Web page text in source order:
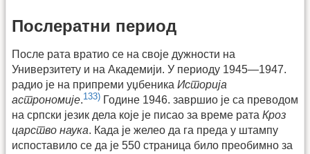
Послератни период
После рата вратио се на своје дужности на
Универзитету и на Академији. У периоду 1945—1947.
радио је на припреми уџбеника Историја
астрономије.133) Године 1946. завршио је са преводом
на српски језик дела које је писао за време рата Кроз
царство наука. Када је желео да га преда у штампу
испоставило се да је 550 страница било преобимно за